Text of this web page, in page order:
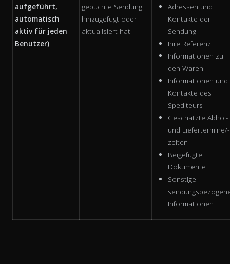
aufgeführt,
automatisch
aktiv für jeden
Benutzer)
gebuchte Sendung
hinzugefügt oder
aktualisiert hat
Adressen und
Kontakte der
Sendung
Ihre Referenz
Informationen zu
den Waren
Informationen und
Kontakte des
Spediteurs
Geschätzte Abhol-
und Liefertermine/-
zeiten
Beigefügte
Dokumente
Sonstige
Informationen